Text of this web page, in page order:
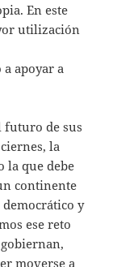
En este
utilización
apoyar a
futuro de sus
la
la que debe
continente
y
ese reto
moverse a